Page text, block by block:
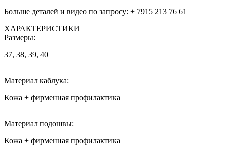
Больше деталей и видео по запросу: + 7915 213 76 61
ХАРАКТЕРИСТИКИ
Размеры:
37, 38, 39, 40
Материал каблука:
Кожа + фирменная профилактика
Материал подошвы:
Кожа + фирменная профилактика